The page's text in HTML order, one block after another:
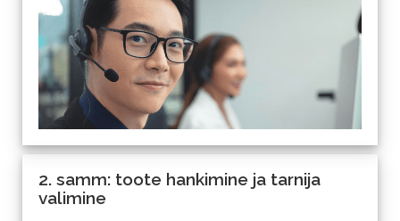
2. samm: toote hankimine ja tarnija
valimine